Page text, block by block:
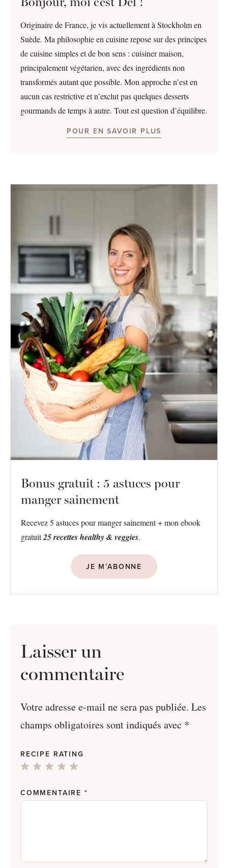
Originaire de France, je vis actuellement à Stockholm en
Suède. Ma philosophie en cuisine repose sur des principes
de cuisine simples et de bon sens : cuisiner maison,
principalement végétarien, avec des ingrédients non
transformés autant que possible. Mon approche n’est en
aucun cas restrictive et n’exclut pas quelques desserts
gourmands de temps à autre. Tout est question d’équilibre.
POUR EN SAVOIR PLUS
Bonus gratuit : 5 astuces pour
manger sainement
Recevez 5 astuces pour manger sainement + mon ebook
gratuit25 recettes healthy & veggies.
JE M’ABONNE
Laisser un
commentaire
Votre adresse e-mail ne sera pas publiée. Les
champs obligatoires sont indiqués avec *
RECIPE RATING
4
3
2
1
COMMENTAIRE *